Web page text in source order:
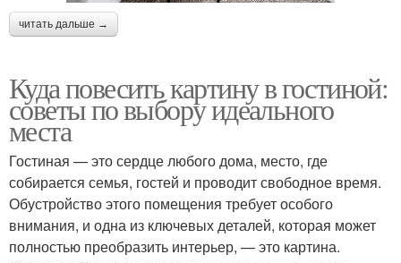
читать дальше →
Куда повесить картину в гостиной:
советы по выбору идеального
места
Гостиная — это сердце любого дома, место, где
собирается семья, гостей и проводит свободное время.
Обустройство этого помещения требует особого
внимания, и одна из ключевых деталей, которая может
полностью преобразить интерьер, — это картина.